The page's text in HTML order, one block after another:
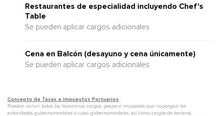
Restaurantes de especialidad incluyendo Chef's
Table
Se pueden aplicar cargos adicionales
Cena en Balcón (desayuno y cena únicamente)
Se pueden aplicar cargos adicionales
Concepto de Tasas e Impuestos Portuarios
Pueden incluir todos los honorarios, cargos, peajes e impuestos que impongan las
autoridades gubernamentales o cuasi gubernamentales, así como cargos de terceros